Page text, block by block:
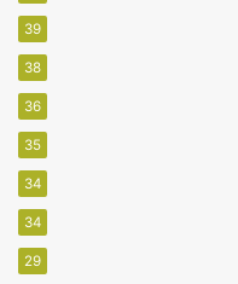
39
38
36
35
34
34
29